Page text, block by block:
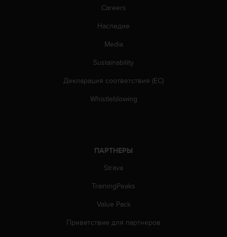
Careers
Наследие
Media
Sustainability
Декларация соответствия (ЕС)
Whistleblowing
ПАРТНЕРЫ
Strava
TrainingPeaks
Value Pack
Приветствие для партнеров